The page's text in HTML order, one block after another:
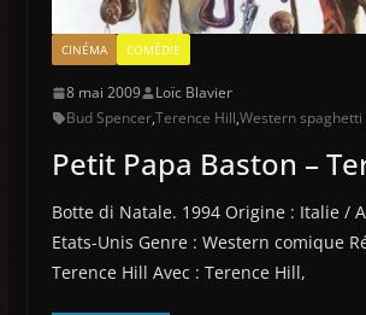
CINÉMA COMÉDIE
8 mai 2009
Loïc Blavier
Bud Spencer,Terence Hill,Western spaghetti
Petit Papa Baston –
Botte di Natale. 1994 Origine : Italie /
Etats-Unis Genre : Western comique
Terence Hill Avec : Terence Hill,